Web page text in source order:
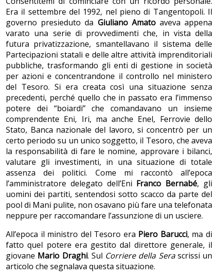
Era il settembre del 1992, nel pieno di Tangentopoli. Il
governo presieduto da Giuliano Amatoaveva appena
varato una serie di provvedimenti che, in vista della
futura privatizzazione, smantellavano il sistema delle
Partecipazioni statali e delle altre attività imprenditoriali
pubbliche, trasformando gli enti di gestione in società
per azioni e concentrandone il controllo nel ministero
del Tesoro. Si era creata così una situazione senza
precedenti, perché quello che in passato era l’immenso
potere dei “boiardi” che comandavano un insieme
comprendente Eni, Iri, ma anche Enel, Ferrovie dello
Stato, Banca nazionale del lavoro, si concentrò per un
certo periodo su un unico soggetto, il Tesoro, che aveva
la responsabilità di fare le nomine, approvare i bilanci,
valutare gli investimenti, in una situazione di totale
assenza dei politici. Come mi raccontò all’epoca
l’amministratore delegato dell’Eni Franco Bernabé, gli
uomini dei partiti, sentendosi sotto scacco da parte del
pool di Mani pulite, non osavano più fare una telefonata
neppure per raccomandare l’assunzione di un usciere.
All’epoca il ministro del Tesoro era Piero Barucci, ma di
fatto quel potere era gestito dal direttore generale, il
giovane Mario Draghi. Sul Corriere della Serascrissi un
articolo che segnalava questa situazione.